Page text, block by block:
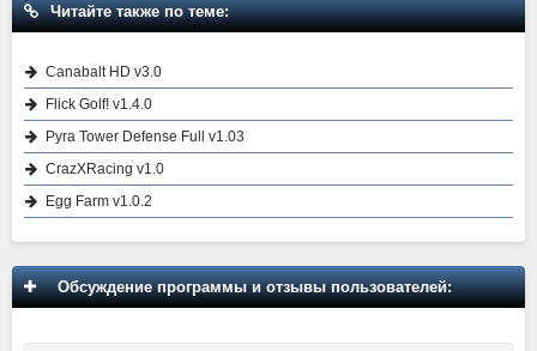
Читайте также по теме:
Canabalt HD v3.0
Flick Golf! v1.4.0
Pyra Tower Defense Full v1.03
CrazXRacing v1.0
Egg Farm v1.0.2
Обсуждение программы и отзывы пользователей: